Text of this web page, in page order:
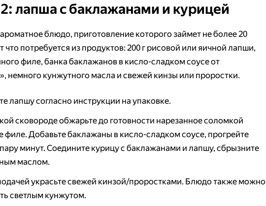
лапша с баклажанами и курицей
блюдо, приготовление которого займет не более 20
что потребуется из продуктов: 200 г рисовой или яичной лапши,
филе, банка баклажанов в кисло-сладком соусе от
немного кунжутного масла и свежей кинзы или проростки.
лапшу согласно инструкции на упаковке.
сковороде обжарьте до готовности нарезанное соломкой
филе. Добавьте баклажаны в кисло-сладком соусе, прогрейте
минут. Соедините курицу с баклажанами и лапшу, сбрызните
маслом.
украсьте свежей кинзой/проростками. Блюдо также можно
светлым кунжутом.